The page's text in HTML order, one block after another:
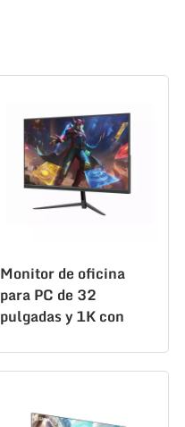
Monitor de oficina
para PC de 32
pulgadas y 1K con